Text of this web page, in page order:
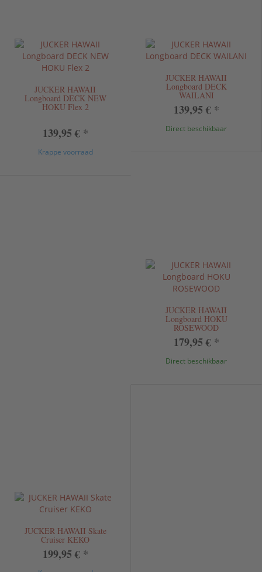
JUCKER HAWAII
Longboard DECK NEW
HOKU Flex 2
139,95 € *
Krappe voorraad
JUCKER HAWAII
Longboard DECK
WAILANI
139,95 € *
Direct beschikbaar
JUCKER HAWAII
Longboard HOKU
ROSEWOOD
179,95 € *
Direct beschikbaar
JUCKER HAWAII Skate
Cruiser KEKO
199,95 € *